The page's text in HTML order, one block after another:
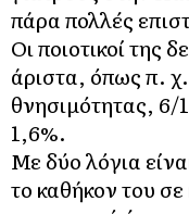
πάρα πολλές
Οι ποιοτικοί της
άριστα, όπως π. χ.
θνησιμότητας, 6/
1,6%.
Με δύο λόγια
το καθήκον του σε